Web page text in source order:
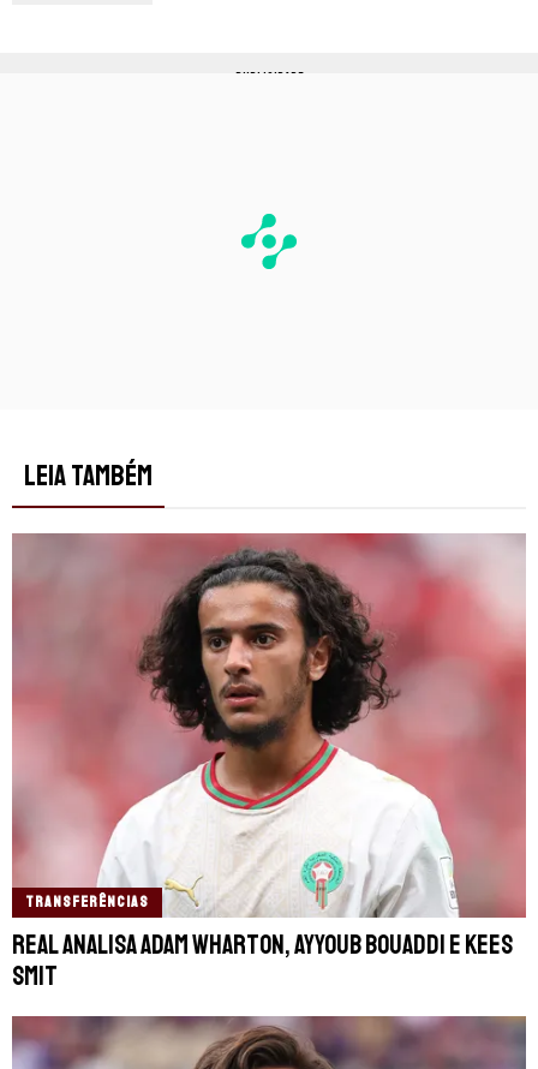
PUBLICIDADE
LEIA TAMBÉM
TRANSFERÊNCIAS
Real analisa Adam Wharton, Ayyoub Bouaddi e Kees
Smit